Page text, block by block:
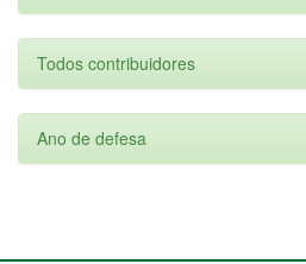
Todos contribuidores
Ano de defesa